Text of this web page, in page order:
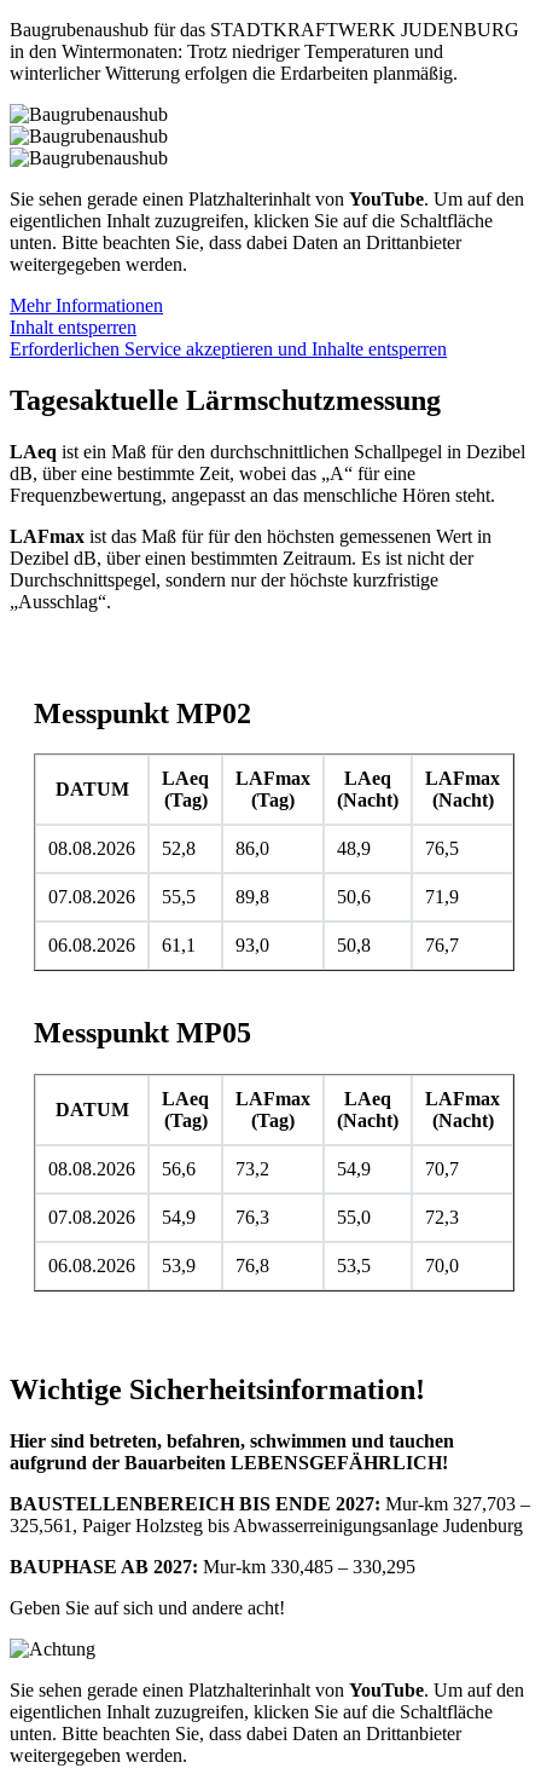
Baugrubenaushub für das STADTKRAFTWERK JUDENBURG
in den Wintermonaten: Trotz niedriger Temperaturen und
winterlicher Witterung erfolgen die Erdarbeiten planmäßig.
Sie sehen gerade einen Platzhalterinhalt von YouTube. Um auf den
eigentlichen Inhalt zuzugreifen, klicken Sie auf die Schaltfläche
unten. Bitte beachten Sie, dass dabei Daten an Drittanbieter
weitergegeben werden.
Mehr Informationen
Inhalt entsperren
Erforderlichen Service akzeptieren und Inhalte entsperren
Tagesaktuelle Lärmschutzmessung
LAeq ist ein Maß für den durchschnittlichen Schallpegel in Dezibel
dB, über eine bestimmte Zeit, wobei das „A“ für eine
Frequenzbewertung, angepasst an das menschliche Hören steht.
LAFmax ist das Maß für für den höchsten gemessenen Wert in
Dezibel dB, über einen bestimmten Zeitraum. Es ist nicht der
Durchschnittspegel, sondern nur der höchste kurzfristige
„Ausschlag“.
Messpunkt MP02
DATUM
LAeq
(Tag)
LAFmax
(Tag)
LAeq
(Nacht)
LAFmax
(Nacht)
08.08.2026 52,8 86,0 48,9 76,5
07.08.2026 55,5 89,8 50,6 71,9
06.08.2026 61,1 93,0 50,8 76,7
Messpunkt MP05
DATUM
LAeq
(Tag)
LAFmax
(Tag)
LAeq
(Nacht)
LAFmax
(Nacht)
08.08.2026 56,6 73,2 54,9 70,7
07.08.2026 54,9 76,3 55,0 72,3
06.08.2026 53,9 76,8 53,5 70,0
Wichtige Sicherheitsinformation!
Hier sind betreten, befahren, schwimmen und tauchen
aufgrund der Bauarbeiten LEBENSGEFÄHRLICH!
BAUSTELLENBEREICH BIS ENDE 2027: Mur-km 327,703 –
325,561, Paiger Holzsteg bis Abwasserreinigungsanlage Judenburg
BAUPHASE AB 2027: Mur-km 330,485 – 330,295
Geben Sie auf sich und andere acht!
Sie sehen gerade einen Platzhalterinhalt von YouTube. Um auf den
eigentlichen Inhalt zuzugreifen, klicken Sie auf die Schaltfläche
unten. Bitte beachten Sie, dass dabei Daten an Drittanbieter
weitergegeben werden.